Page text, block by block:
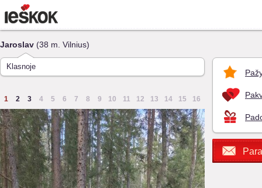
Jaroslav (38 m. Vilnius)
Klasnoje
1 2 3 4 5 6 7 8 9 10 11 12 13 14 15 16